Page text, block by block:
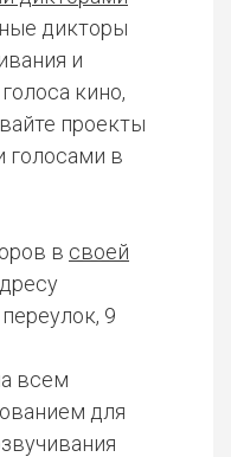
дикторы
и
кино,
проекты
в
в своей
9
всем
для